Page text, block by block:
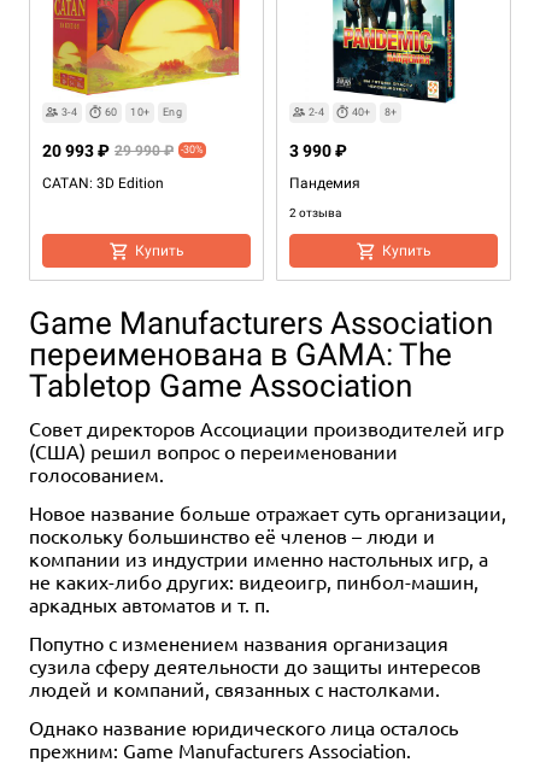
3-4 60 10+ Eng
CATAN: 3D Edition
20 993 ₽ 29 990 ₽ -30%
Купить
2-4 40+ 8+
Пандемия
2 отзыва
3 990 ₽
Купить
Роскошь
10 отзывов
3 990 ₽
Доббль: Новая редакция
4 отзыва
1 290 ₽
Game Manufacturers Association
переименована в GAMA: The
Tabletop Game Association
Совет директоров Ассоциации производителей игр
(США) решил вопрос о переименовании
голосованием.
Новое название больше отражает суть организации,
поскольку большинство её членов – люди и
компании из индустрии именно настольных игр, а
не каких-либо других: видеоигр, пинбол-машин,
аркадных автоматов и т. п.
Попутно с изменением названия организация
сузила сферу деятельности до защиты интересов
людей и компаний, связанных с настолками.
Однако название юридического лица осталось
прежним: Game Manufacturers Association.